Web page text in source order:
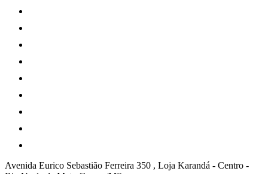
Avenida Eurico Sebastião Ferreira 350 , Loja Karandá - Centro -